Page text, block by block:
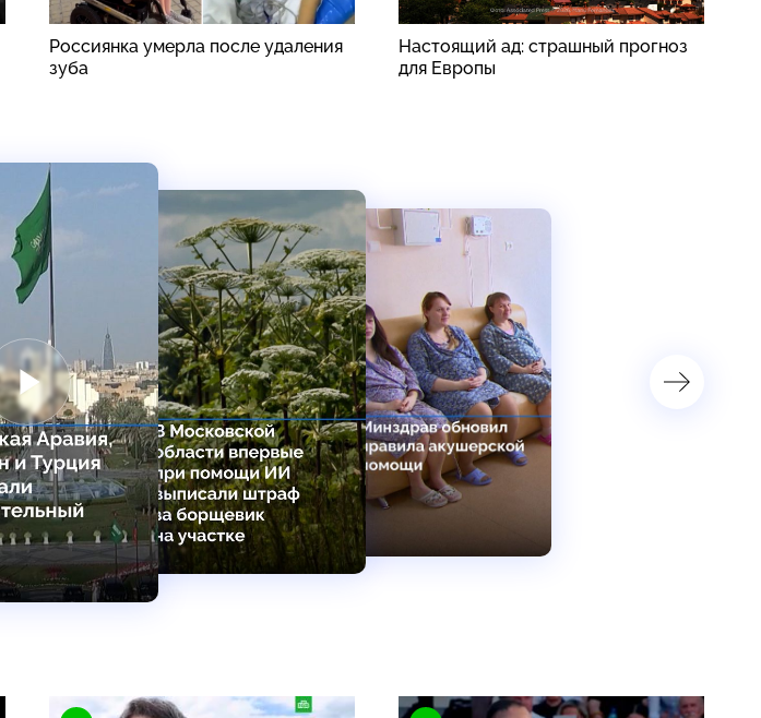
Россиянка умерла после удаления
зуба
Настоящий ад: страшный прогноз
для Европы